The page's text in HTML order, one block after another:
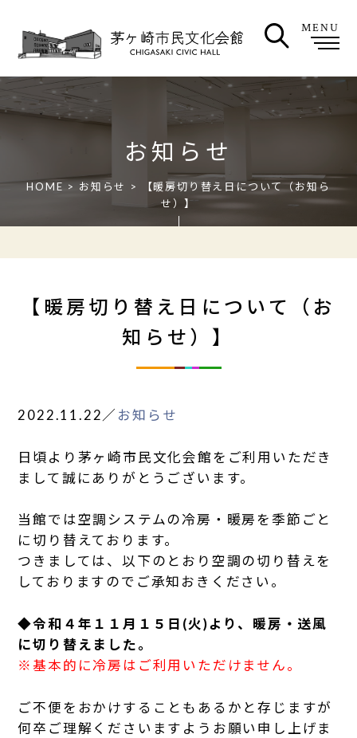
MENU
お知らせ
HOME > お知らせ
> 【暖房切り替え日について（お知ら
せ）】
【暖房切り替え日について（お
知らせ）】
2022.11.22／ お知らせ
日頃より茅ヶ崎市民文化会館をご利用いただき
まして誠にありがとうございます。
当館では空調システムの冷房・暖房を季節ごと
に切り替えております。
つきましては、以下のとおり空調の切り替えを
しておりますのでご承知おきください。
◆令和４年１１月１５日(火)より、暖房・送風
に切り替えました。
※基本的に冷房はご利用いただけません。
ご不便をおかけすることもあるかと存じますが
何卒ご理解くださいますようお願い申し上げま